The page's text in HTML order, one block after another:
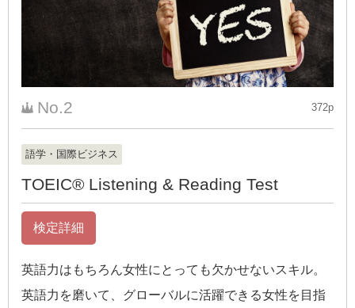
No.2 372p
語学・国際ビジネス
TOEIC® Listening & Reading Test
検定詳細
英語力はもちろん女性にとっても欠かせないスキル。
英語力を磨いて、グローバルに活躍できる女性を目指